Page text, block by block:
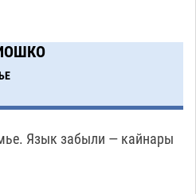
угнал мотоцикл и
с банковскими
парковом газоне с
котами
Язык забыли — кайнары